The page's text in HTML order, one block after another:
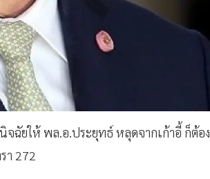
จฉัยให้ พล.อ.ประยุทธ์ หลุดจากเก้าอี้ ก็ต้อง
า 272